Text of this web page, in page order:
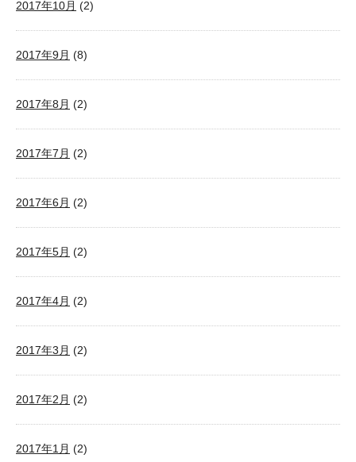
2017年10月 (2)
2017年9月 (8)
2017年8月 (2)
2017年7月 (2)
2017年6月 (2)
2017年5月 (2)
2017年4月 (2)
2017年3月 (2)
2017年2月 (2)
2017年1月 (2)